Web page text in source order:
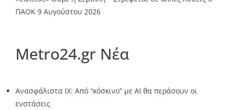
ΠΑΟΚ 9 Αυγούστου 2026
Metro24.gr Νέα
Ανασφάλιστα ΙΧ: Από “κόσκινο” με AI θα περάσουν οι
ενστάσεις